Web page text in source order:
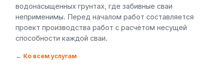
водонасыщенных грунтах, где забивные сваи
неприменимы. Перед началом работ составляется
проект производства работ с расчётом несущей
способности каждой сваи.
← Ко всем услугам